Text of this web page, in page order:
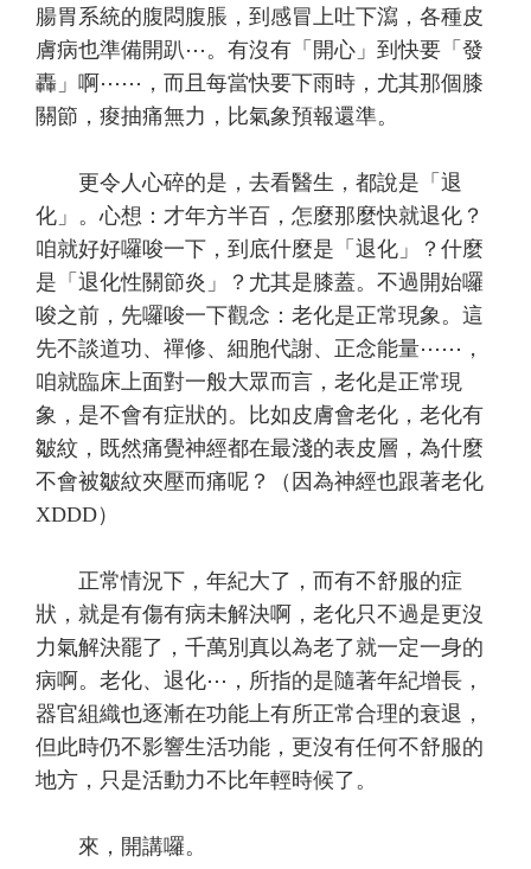
腸胃系統的腹悶腹脹，到感冒上吐下瀉，各種皮
膚病也準備開趴⋯。有沒有「開心」到快要「發
轟」啊⋯⋯，而且每當快要下雨時，尤其那個膝
關節，痠抽痛無力，比氣象預報還準。
更令人心碎的是，去看醫生，都說是「退
化」。心想：才年方半百，怎麼那麼快就退化？
咱就好好囉唆一下，到底什麼是「退化」？什麼
是「退化性關節炎」？尤其是膝蓋。不過開始囉
唆之前，先囉唆一下觀念：老化是正常現象。這
先不談道功、禪修、細胞代謝、正念能量⋯⋯，
咱就臨床上面對一般大眾而言，老化是正常現
象，是不會有症狀的。比如皮膚會老化，老化有
皺紋，既然痛覺神經都在最淺的表皮層，為什麼
不會被皺紋夾壓而痛呢？（因為神經也跟著老化
XDDD）
正常情況下，年紀大了，而有不舒服的症
狀，就是有傷有病未解決啊，老化只不過是更沒
力氣解決罷了，千萬別真以為老了就一定一身的
病啊。老化、退化⋯，所指的是隨著年紀增長，
器官組織也逐漸在功能上有所正常合理的衰退，
但此時仍不影響生活功能，更沒有任何不舒服的
地方，只是活動力不比年輕時候了。
來，開講囉。